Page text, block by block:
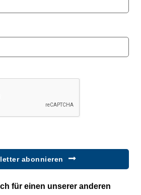
abonnieren
für einen unserer anderen